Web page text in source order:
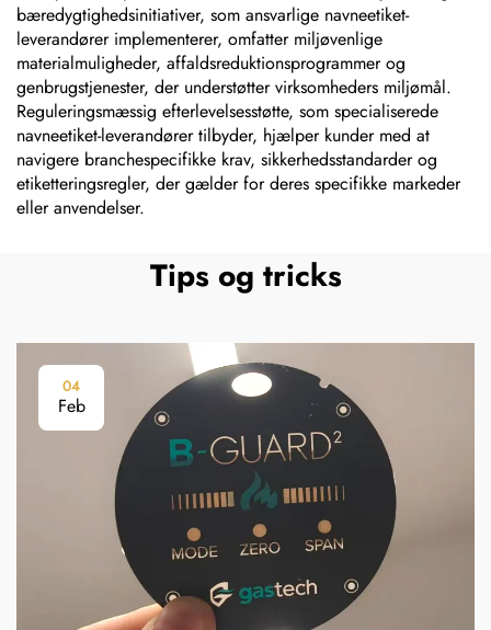
bæredygtighedsinitiativer, som ansvarlige navneetiket-
leverandører implementerer, omfatter miljøvenlige
materialmuligheder, affaldsreduktionsprogrammer og
genbrugstjenester, der understøtter virksomheders miljømål.
Reguleringsmæssig efterlevelsesstøtte, som specialiserede
navneetiket-leverandører tilbyder, hjælper kunder med at
navigere branchespecifikke krav, sikkerhedsstandarder og
etiketteringsregler, der gælder for deres specifikke markeder
eller anvendelser.
Tips og tricks
04
Feb